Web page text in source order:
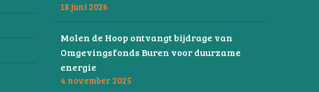
18 juni 2026
Molen de Hoop ontvangt bijdrage van
Omgevingsfonds Buren voor duurzame
energie
4 november 2025